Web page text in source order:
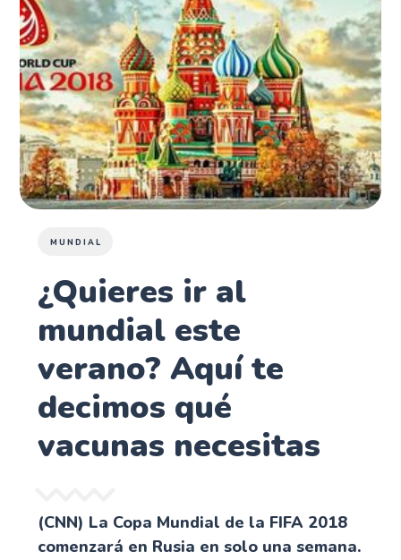
MUNDIAL
¿Quieres ir al
mundial este
verano? Aquí te
decimos qué
vacunas necesitas
(CNN) La Copa Mundial de la FIFA 2018
comenzará en Rusia en solo una semana.